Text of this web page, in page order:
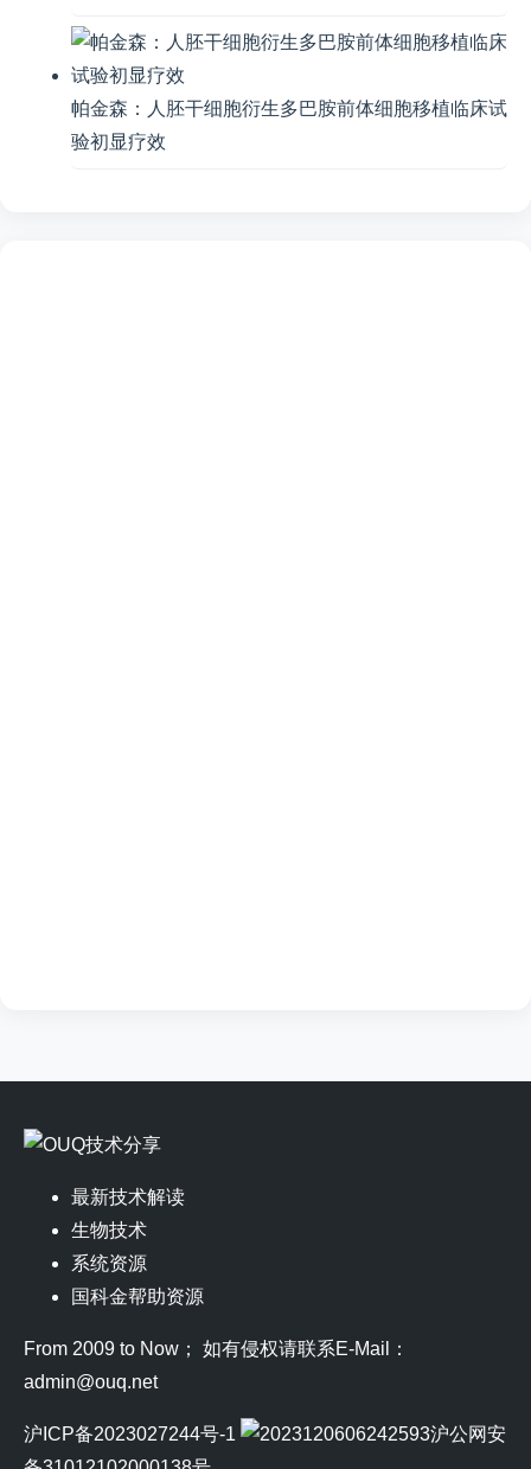
帕金森：人胚干细胞衍生多巴胺前体细胞移植临床试
验初显疗效
最新技术解读
生物技术
系统资源
国科金帮助资源
From 2009 to Now； 如有侵权请联系E-Mail：
admin@ouq.net
沪ICP备2023027244号-1
沪公网安